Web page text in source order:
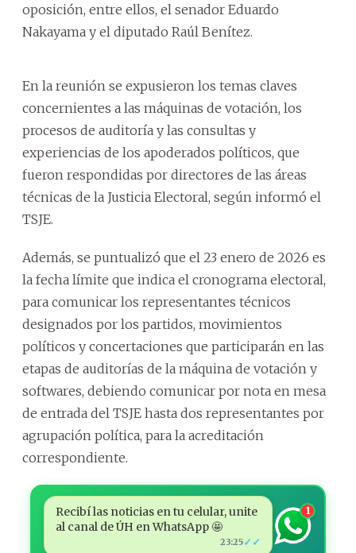
oposición, entre ellos, el senador Eduardo
Nakayama y el diputado Raúl Benítez.
En la reunión se expusieron los temas claves
concernientes a las máquinas de votación, los
procesos de auditoría y las consultas y
experiencias de los apoderados políticos, que
fueron respondidas por directores de las áreas
técnicas de la Justicia Electoral, según informó el
TSJE.
Además, se puntualizó que el 23 enero de 2026 es
la fecha límite que indica el cronograma electoral,
para comunicar los representantes técnicos
designados por los partidos, movimientos
políticos y concertaciones que participarán en las
etapas de auditorías de la máquina de votación y
softwares, debiendo comunicar por nota en mesa
de entrada del TSJE hasta dos representantes por
agrupación política, para la acreditación
correspondiente.
Recibí las noticias en tu celular, unite
al canal de ÚH en WhatsApp 🤩
23:25✓✓
1